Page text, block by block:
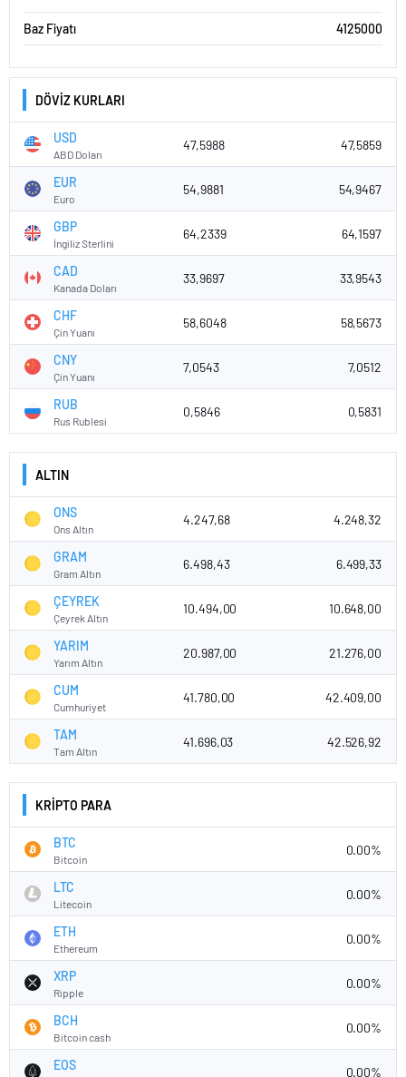
Baz Fiyatı 4125000
DÖVİZ KURLARI
USD
ABD Doları
47,5988 47,5859
EUR
Euro
54,9881 54,9467
GBP
İngiliz Sterlini
64,2339 64,1597
CAD
Kanada Doları
33,9697 33,9543
CHF
Çin Yuanı
58,6048 58,5673
CNY
Çin Yuanı
7,0543 7,0512
RUB
Rus Rublesi
0,5846 0,5831
ALTIN
ONS
Ons Altın
4.247,68 4.248,32
GRAM
Gram Altın
6.498,43 6.499,33
ÇEYREK
Çeyrek Altın
10.494,00 10.648,00
YARIM
Yarım Altın
20.987,00 21.276,00
CUM
Cumhuriyet
41.780,00 42.409,00
TAM
Tam Altın
41.696,03 42.526,92
KRİPTO PARA
BTC
Bitcoin
0.00%
LTC
Litecoin
0.00%
ETH
Ethereum
0.00%
XRP
Ripple
0.00%
BCH
Bitcoin cash
0.00%
EOS 0.00%